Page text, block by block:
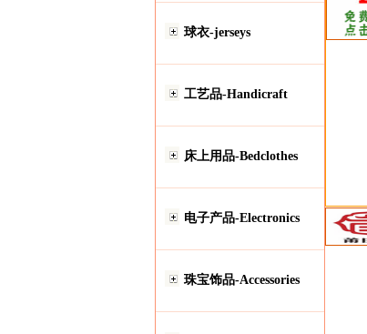
球衣-jerseys
工艺品-Handicraft
床上用品-Bedclothes
电子产品-Electronics
珠宝饰品-Accessories